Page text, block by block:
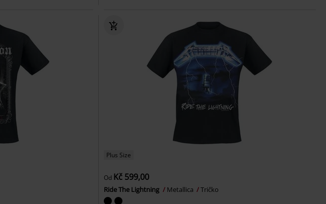
Plus Size
Od Kč 599,00
Ride The Lightning Metallica Tričko